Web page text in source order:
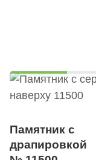
Памятник с
драпировкой